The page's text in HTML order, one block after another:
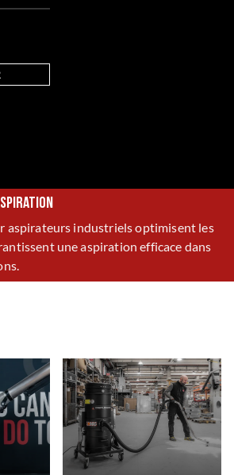
aspirateurs industriels optimisent les
une aspiration efficace dans